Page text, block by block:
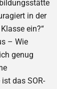
in der
ein?“
– Wie
genug
das SOR-